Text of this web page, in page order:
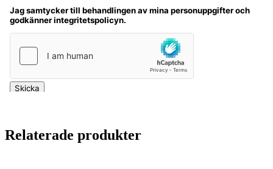
Relaterade produkter